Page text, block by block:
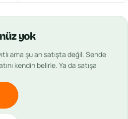
yok
ama şu an satışta değil. Sende
kendin belirle. Ya da satışa